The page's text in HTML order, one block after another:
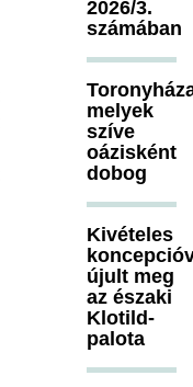
2026/3.
számában
melyek
szíve
oázisként
dobog
Kivételes
újult meg
az északi
Klotild-
palota